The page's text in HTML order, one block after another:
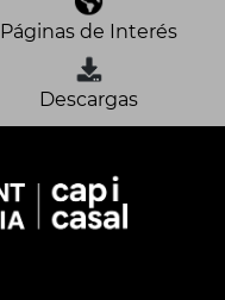
Páginas de Interés
Descargas